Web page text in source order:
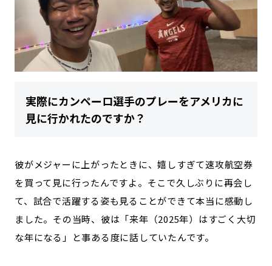
実際にカンペーロ選手のプレーをアメリカに
見に行かれたのですか？
彼がメジャーに上がったときに、嬉しすぎて速攻航空券
を買って見に行ったんですよ。そこで久しぶりに再会し
て、試合で活躍する姿も見ることができて本当に感動し
ました。その当時、彼は「来年（2025年）はすごく大切
な年になる」と事ある度に話していたんです。